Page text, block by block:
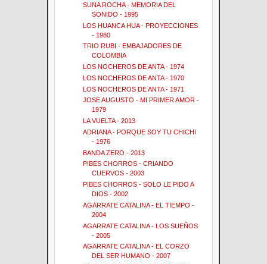
SUNA ROCHA - MEMORIA DEL
SONIDO - 1995
LOS HUANCA HUA - PROYECCIONES
- 1980
TRIO RUBI - EMBAJADORES DE
COLOMBIA
LOS NOCHEROS DE ANTA - 1974
LOS NOCHEROS DE ANTA - 1970
LOS NOCHEROS DE ANTA - 1971
JOSE AUGUSTO - MI PRIMER AMOR -
1979
LA VUELTA - 2013
ADRIANA - PORQUE SOY TU CHICHI
- 1976
BANDA ZERO - 2013
PIBES CHORROS - CRIANDO
CUERVOS - 2003
PIBES CHORROS - SOLO LE PIDO A
DIOS - 2002
AGARRATE CATALINA - EL TIEMPO -
2004
AGARRATE CATALINA - LOS SUEÑOS
- 2005
AGARRATE CATALINA - EL CORZO
DEL SER HUMANO - 2007